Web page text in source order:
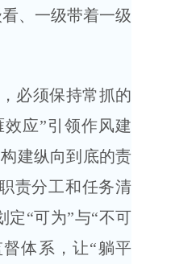
、一级带着一级
必须保持常抓的
应”引领作风建
建纵向到底的责
责分工和任务清
定“可为”与“不可
体系，让“躺平